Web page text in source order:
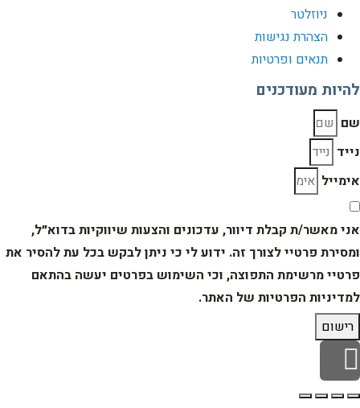
ניוזלטר
הצהרת נגישות
תנאים ופרטיות
להיות מעודכנים
שם
נייד
אימייל
אני מאשר/ת קבלת דיוור, עדכונים והצעות שיווקיות בדוא״ל,
ומסירת פרטיי לצורך זה. ידוע לי כי ניתן לבקש בכל עת להסיר את
פרטיי מרשימת התפוצה, וכי השימוש בפרטים יעשה בהתאם
למדיניות הפרטיות של האתר.
רישום
גלילה